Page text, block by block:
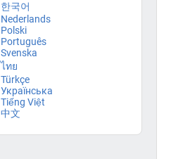
한국어
Nederlands
Polski
Português
Svenska
ไทย
Türkçe
Українська
Tiếng Việt
中文